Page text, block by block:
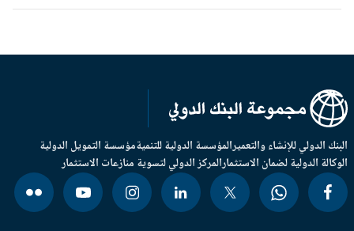
الدولي للإنشاء والتعميرالمؤسسة الدولية للتنميةمؤسسة التمويل الدولية
الدولية لضمان الاستثمارالمركز الدولي لتسوية منازعات الاستثمار